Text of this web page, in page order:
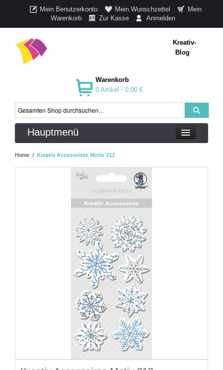
Mein Benutzerkonto Mein Wunschzettel
Mein
Warenkorb
Zur Kasse Anmelden
Kreativ-
Blog
Warenkorb
0 Artikel - 0,00 €
Hauptmenü
Home / Kreativ Accessoires Motiv 212